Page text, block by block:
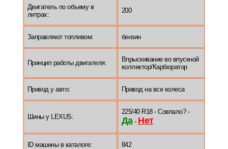
Двигатель по объему в
литрах:
200
Заправляют топливом: бензин
Принцип работы двигателя:
Впрыскивание во впускной
коллектор/Карбюратор
Привод у авто: Привод на все колеса
Шины у LEXUS:
225/40 R18 - Совпало? -
Да- Нет
ID машины в каталоге: 842